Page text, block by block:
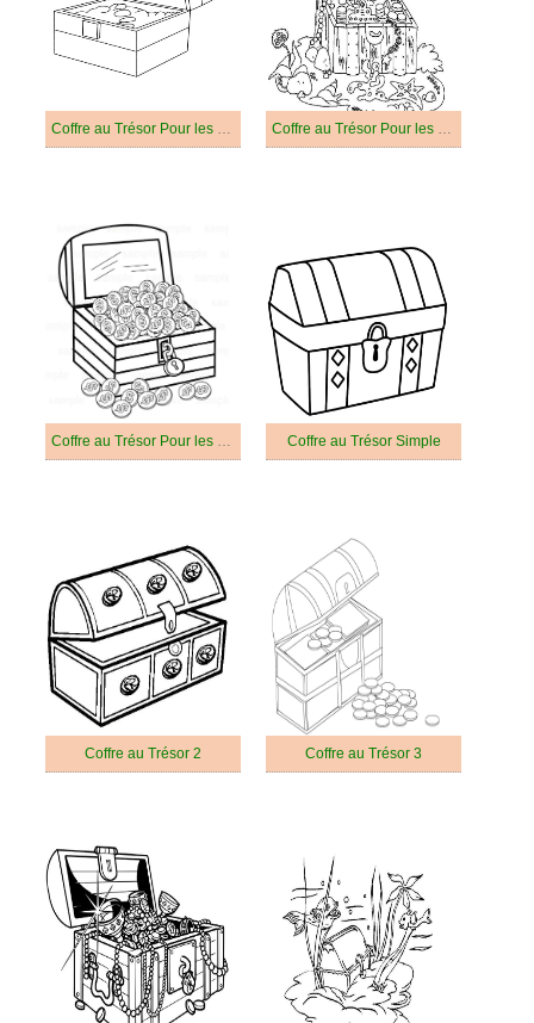
Coffre au Trésor Pour les Enfants de 3 Ans Coffre au Trésor Pour les Enfants de 4 Ans
Coffre au Trésor Pour les Enfants de 5 Ans Coffre au Trésor Simple
Coffre au Trésor 2 Coffre au Trésor 3